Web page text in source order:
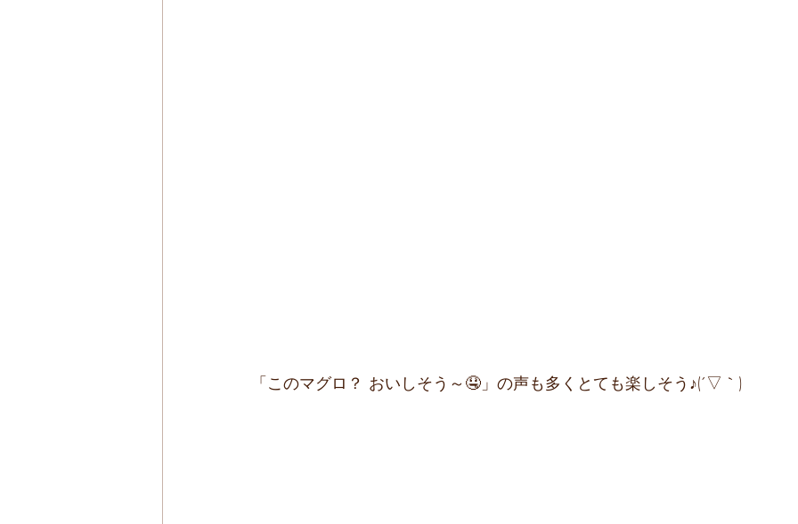
「このマグロ？ おいしそう～🤤」の声も多くとても楽しそう♪(´▽｀)